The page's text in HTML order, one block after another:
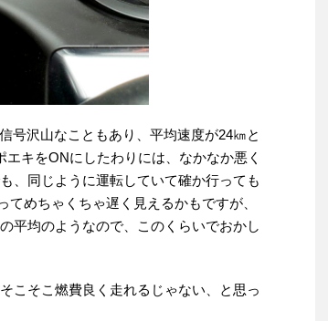
号沢山なこともあり、平均速度が24㎞と
キをONにしたわりには、なかなか悪く
、同じように運転していて確か行っても
めちゃくちゃ遅く見えるかもですが、
平均のようなので、このくらいでおかし
こそこ燃費良く走れるじゃない、と思っ